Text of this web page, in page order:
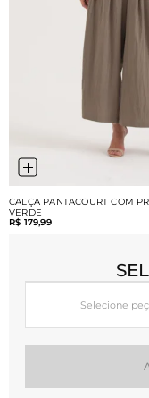
CALÇA PANTACOURT COM
VERDE
R$ 179,99
Selecione